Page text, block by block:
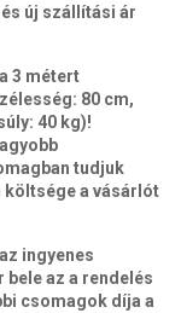
új szállítási ár
3 métert
80 cm,
40 kg)!
tudjuk
költsége a vásárlót
ingyenes
az a rendelés
csomagok díja a